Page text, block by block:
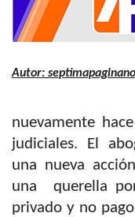
Autor:
El
nuevamente
judiciales. El
una nueva
una querella
privado y no